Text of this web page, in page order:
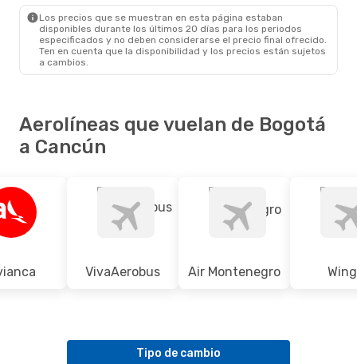
Los precios que se muestran en esta página estaban
disponibles durante los últimos 20 días para los periodos
especificados y no deben considerarse el precio final ofrecido.
Ten en cuenta que la disponibilidad y los precios están sujetos
a cambios.
Aerolíneas que vuelan de Bogotá
a Cancún
VivaAerobus Air Montenegro
Tipo de cambio